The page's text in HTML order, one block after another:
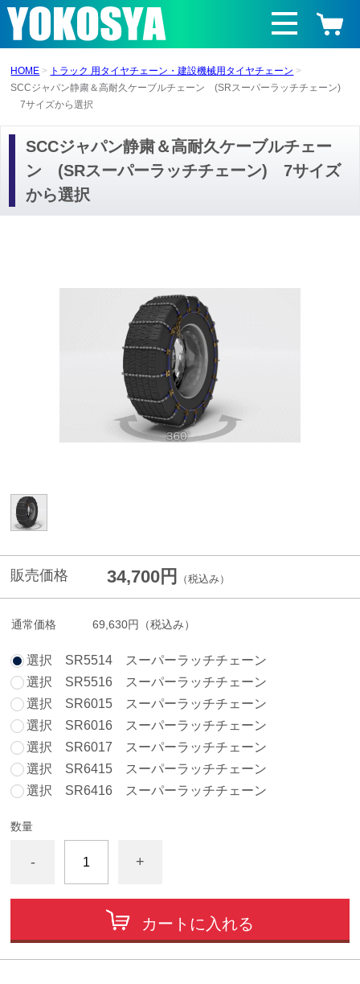
HOME
トラック 用タイヤチェーン・建設機械用タイヤチェーン
SCCジャパン静粛＆高耐久ケーブルチェーン (SRスーパーラッチチェーン)
7サイズから選択
SCCジャパン静粛＆高耐久ケーブルチェー
ン (SRスーパーラッチチェーン) 7サイズ
から選択
販売価格 34,700円 （税込み）
通常価格 69,630円 （税込み）
選択 SR5514 スーパーラッチチェーン
選択 SR5516 スーパーラッチチェーン
選択 SR6015 スーパーラッチチェーン
選択 SR6016 スーパーラッチチェーン
選択 SR6017 スーパーラッチチェーン
選択 SR6415 スーパーラッチチェーン
選択 SR6416 スーパーラッチチェーン
数量
- +
カートに入れる